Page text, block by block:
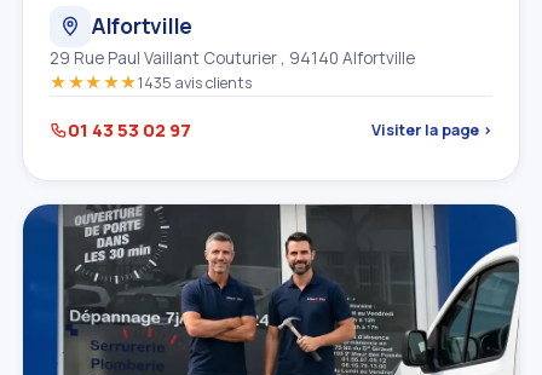
Alfortville
29 Rue Paul Vaillant Couturier , 94140 Alfortville
★★★★★1435 avis clients
01 43 53 02 97 Visiter la page ›